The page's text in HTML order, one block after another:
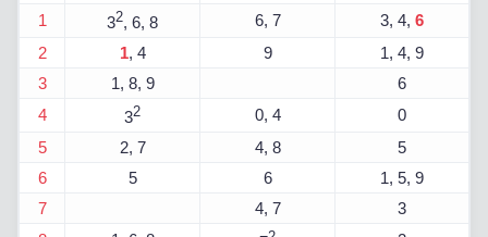
1
32, 6, 8 6, 7 3, 4, 6
2
1, 4 9
1, 4, 9
3
1, 8, 9
6
4
32 0, 4
0
5
2, 7 4, 8
5
6
5 6
1, 5, 9
7
4, 7
3